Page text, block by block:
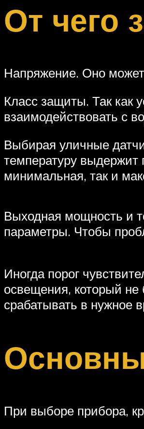
От чего
Напряжение. Оно
Класс защиты. Так как
взаимодействовать с
Выбирая уличные
температуру выдержит
минимальная, так и
Выходная мощность и
параметры. Чтобы
Иногда порог
освещения, который не
срабатывать в нужное
При выборе прибора,